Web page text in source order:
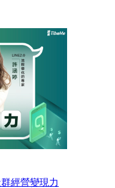
經營變現力